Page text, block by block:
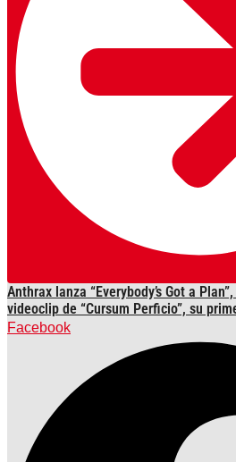
Anthrax lanza “Everybody’s Got a
videoclip de “Cursum Perficio”, su
Facebook